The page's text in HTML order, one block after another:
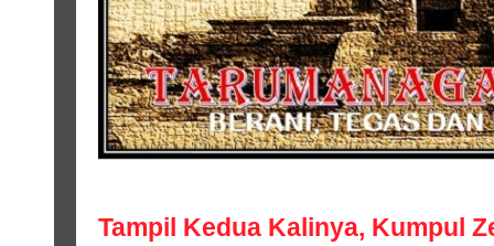
Tampil Kedua Kalinya, Kumpul